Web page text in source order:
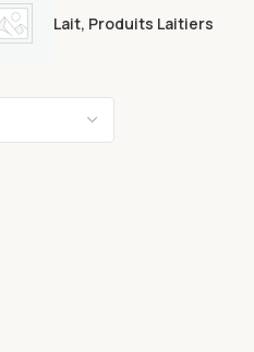
Lait, Produits Laitiers